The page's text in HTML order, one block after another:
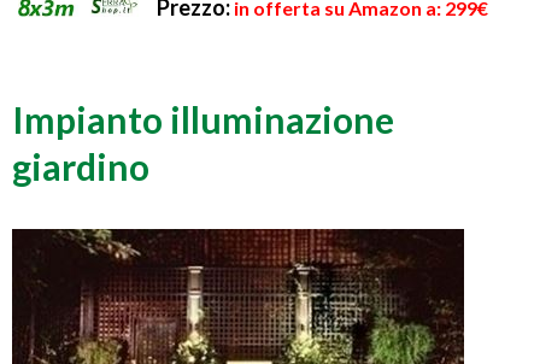
Prezzo: in offerta su Amazon a: 299€
Impianto illuminazione
giardino